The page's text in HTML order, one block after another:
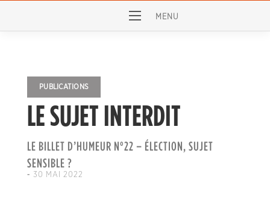
PUBLICATIONS
LE SUJET INTERDIT
LE BILLET D’HUMEUR N°22 – ÉLECTION, SUJET
SENSIBLE ?
- 30 MAI 2022